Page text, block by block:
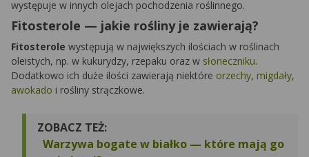
występuje w innych olejach pochodzenia roślinnego.
Fitosterole — jakie rośliny je zawierają?
Fitosterole występują w największych ilościach w roślinach
oleistych, np. w kukurydzy, rzepaku oraz w słoneczniku.
Dodatkowo ich duże ilości zawierają niektóre orzechy, migdały,
awokado i rośliny strączkowe.
ZOBACZ TEŻ:
Warzywa bogate w białko — które mają go